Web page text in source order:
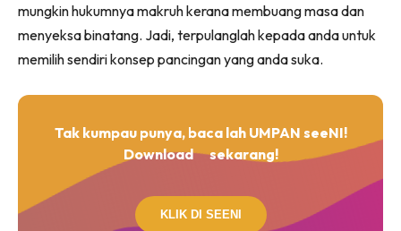
mungkin hukumnya makruh kerana membuang masa dan
menyeksa binatang. Jadi, terpulanglah kepada anda untuk
memilih sendiri konsep pancingan yang anda suka.
Tak kumpau punya, baca lah UMPAN seeNI!
Download
sekarang!
KLIK DI SEENI